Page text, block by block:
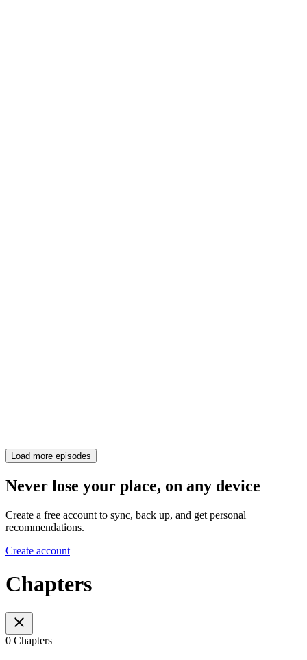
Load more episodes
Never lose your place, on any device
Create a free account to sync, back up, and get personal
recommendations.
Create account
Chapters
0 Chapters